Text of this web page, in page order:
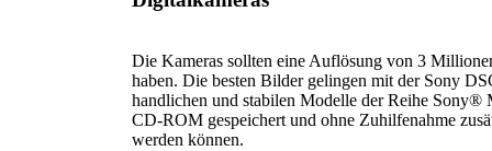
Die Kameras sollten eine Auflösung von 3
haben. Die besten Bilder gelingen mit der Sony
handlichen und stabilen Modelle der Reihe
CD-ROM gespeichert und ohne Zuhilfenahme
werden können.